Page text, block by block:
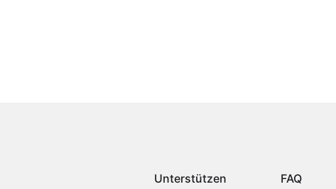
Unterstützen
FAQ